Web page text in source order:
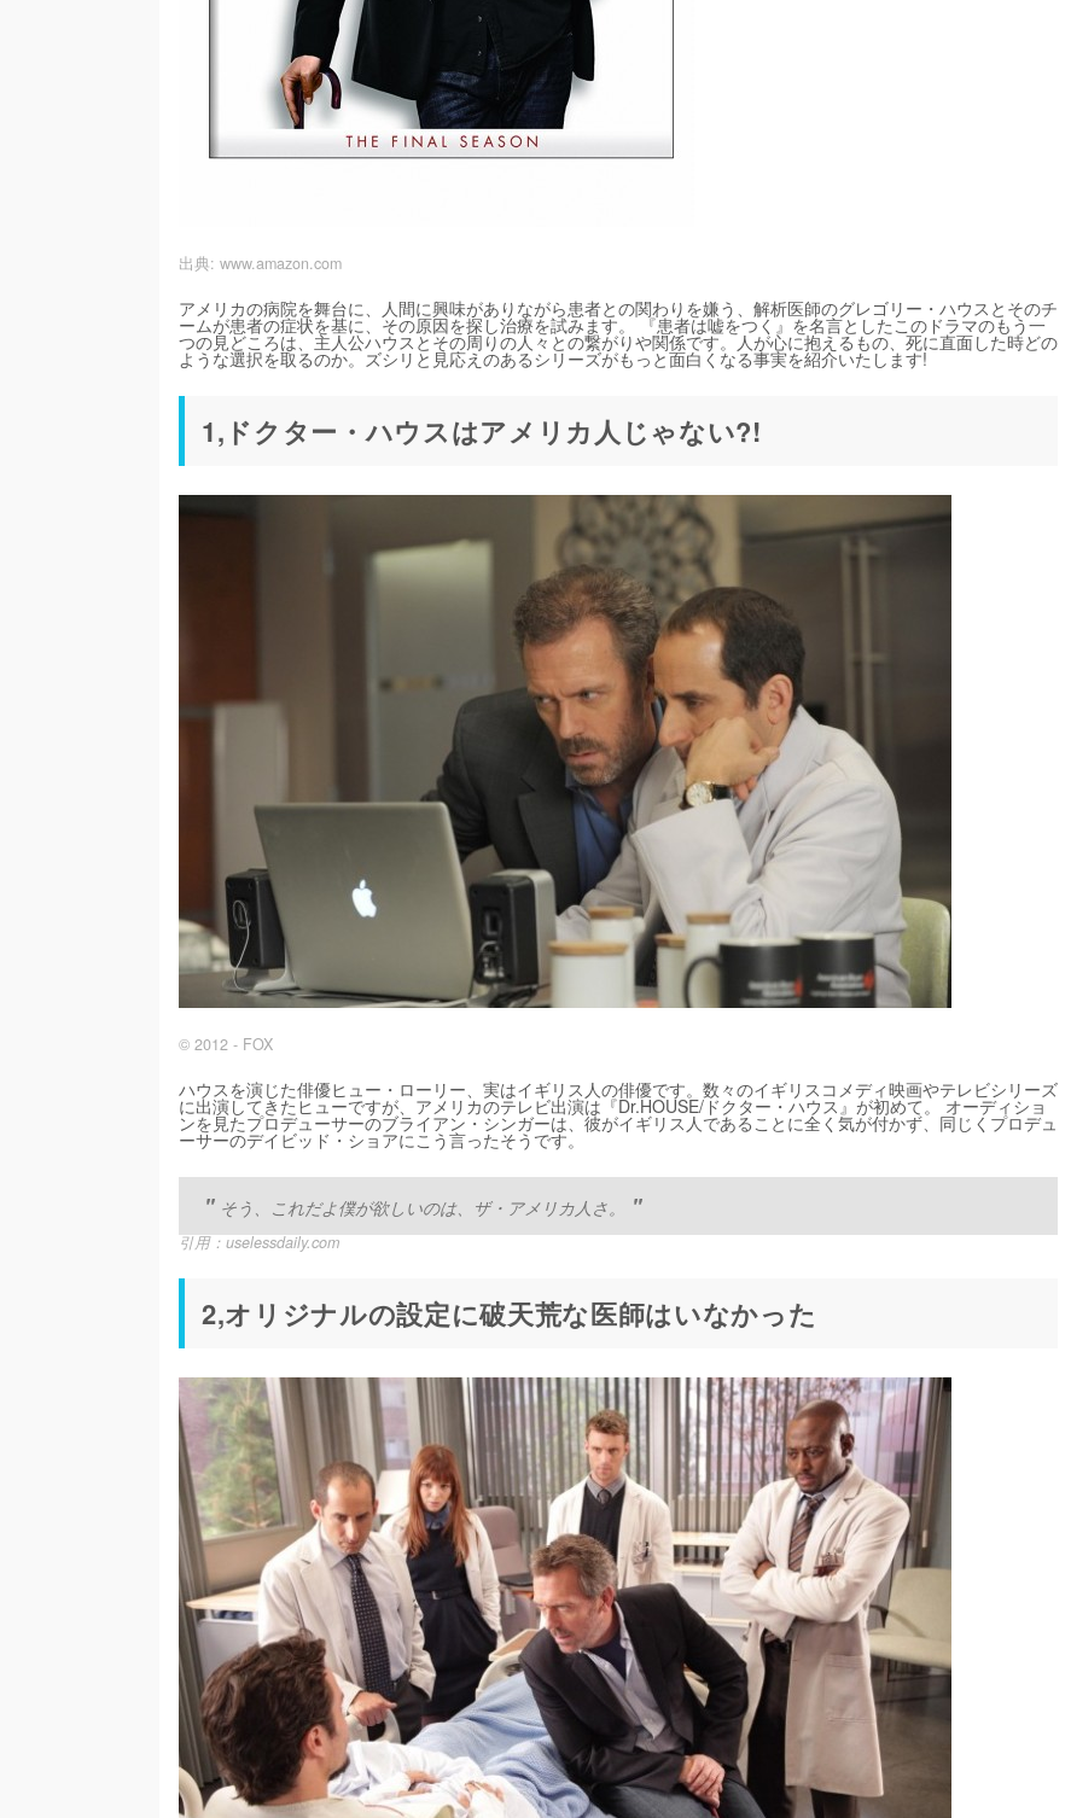
出典: www.amazon.com
アメリカの病院を舞台に、人間に興味がありながら患者との関わりを嫌う、解析医師のグレゴリー・ハウスとそのチ
ームが患者の症状を基に、その原因を探し治療を試みます。 『患者は嘘をつく』を名言としたこのドラマのもう一
つの見どころは、主人公ハウスとその周りの人々との繋がりや関係です。人が心に抱えるもの、死に直面した時どの
ような選択を取るのか。ズシリと見応えのあるシリーズがもっと面白くなる事実を紹介いたします!
1,ドクター・ハウスはアメリカ人じゃない?!
© 2012 - FOX
ハウスを演じた俳優ヒュー・ローリー、実はイギリス人の俳優です。数々のイギリスコメディ映画やテレビシリーズ
に出演してきたヒューですが、アメリカのテレビ出演は『Dr.HOUSE/ドクター・ハウス』が初めて。 オーディショ
ンを見たプロデューサーのブライアン・シンガーは、彼がイギリス人であることに全く気が付かず、同じくプロデュ
ーサーのデイビッド・ショアにこう言ったそうです。
そう、これだよ僕が欲しいのは、ザ・アメリカ人さ。
引用：uselessdaily.com
2,オリジナルの設定に破天荒な医師はいなかった